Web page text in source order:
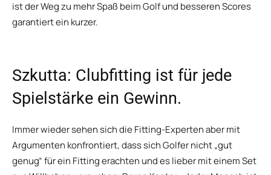
ist der Weg zu mehr Spaß beim Golf und besseren Scores
garantiert ein kurzer.
Szkutta: Clubfitting ist für jede
Spielstärke ein Gewinn.
Immer wieder sehen sich die Fitting-Experten aber mit
Argumenten konfrontiert, dass sich Golfer nicht „gut
genug“ für ein Fitting erachten und es lieber mit einem Set